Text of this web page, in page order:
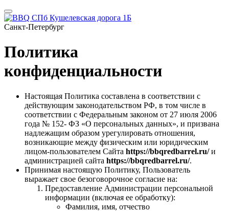
Санкт-Петербург
Политика
конфиденциальности
Настоящая Политика составлена в соответствии с
действующим законодательством РФ, в том числе в
соответствии с Федеральным законом от 27 июля 2006
года № 152- ФЗ «О персональных данных», и призвана
надлежащим образом урегулировать отношения,
возникающие между физическим или юридическим
лицом-пользователем Сайта https://bbqredbarrel.ru/и
администрацией сайта https://bbqredbarrel.ru/.
Принимая настоящую Политику, Пользователь
выражает свое безоговорочное согласие на:
Предоставление Администрации персональной
информации (включая ее обработку):
Фамилия, имя, отчество